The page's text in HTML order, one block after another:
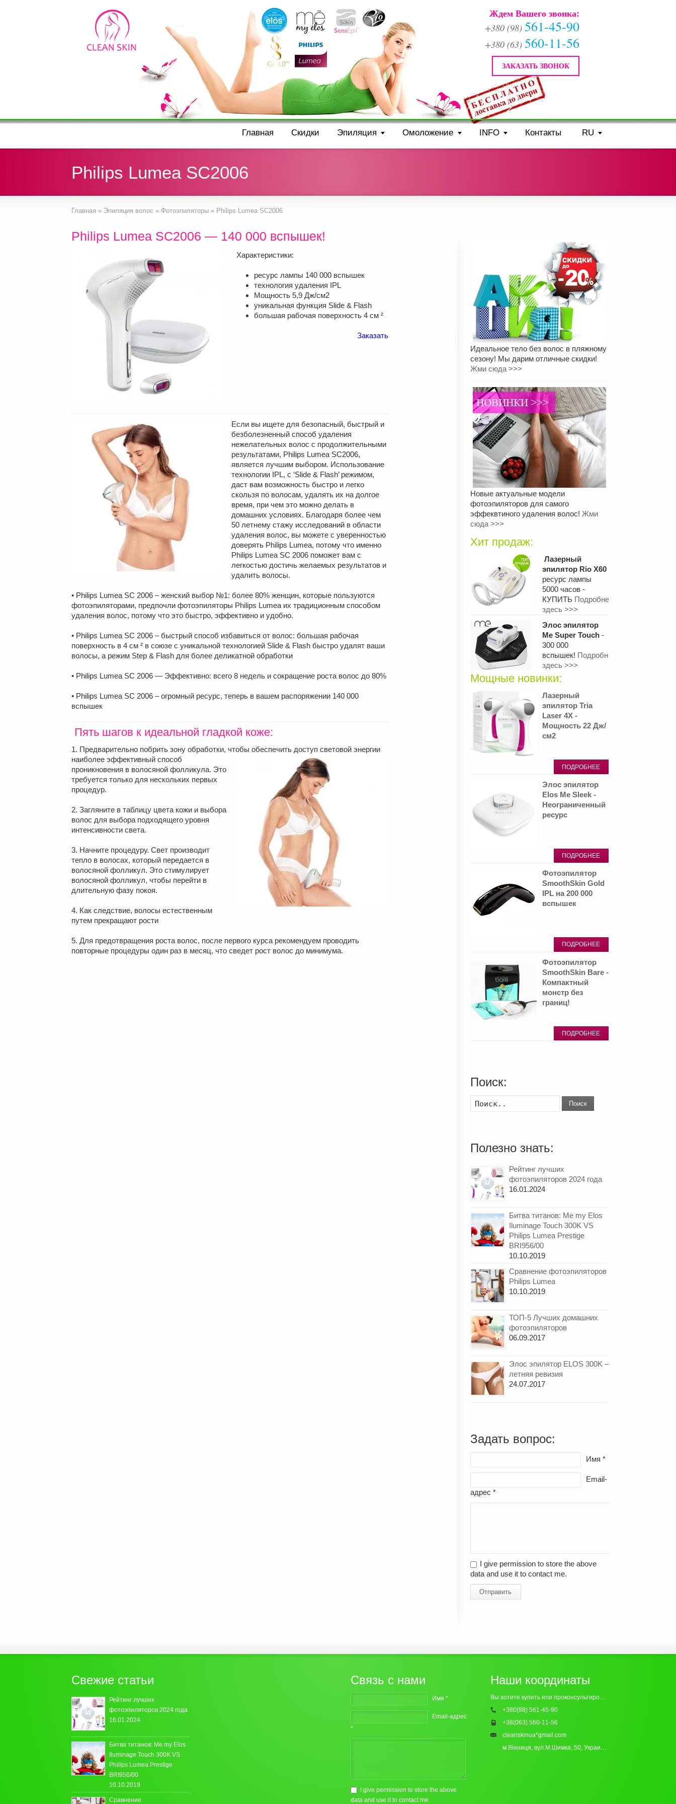
Ждем Вашего звонка:
+380 (98) 561-45-90
+380 (63) 560-11-56
ЗАКАЗАТЬ ЗВОНОК
Главная Скидки Эпиляция Омоложение INFO Контакты RU
Philips Lumea SC2006
Главная » Эпиляция волос » Фотоэпиляторы » Philips Lumea SC2006
Philips Lumea SC2006 — 140 000 вспышек!
Характеристики:
ресурс лампы 140 000 вспышек
технология удаления IPL
Мощность 5,9 Дж/см2
уникальная функция Slide & Flash
большая рабочая поверхность 4 см ²
Заказать
Если вы ищете для безопасный, быстрый и
безболезненный способ удаления
нежелательных волос с продолжительными
результатами, Philips Lumea SC2006,
является лучшим выбором. Использование
технологии IPL, с ‘Slide & Flash’ режимом,
даст вам возможность быстро и легко
скользя по волосам, удалять их на долгое
время, при чем это можно делать в
домашних условиях. Благодаря более чем
50 летнему стажу исследований в области
удаления волос, вы можете с уверенностью
доверять Philips Lumea, потому что именно
Philips Lumea SC 2006 поможет вам с
легкостью достичь желаемых результатов и
удалить волосы.
• Philips Lumea SC 2006 – женский выбор №1: более 80% женщин, которые пользуются
фотоэпиляторами, предпочли фотоэпиляторы Philips Lumea их традиционным способом
удаления волос, потому что это быстро, эффективно и удобно.
• Philips Lumea SC 2006 – быстрый способ избавиться от волос: большая рабочая
поверхность в 4 см ² в союзе с уникальной технологией Slide & Flash быстро удалят ваши
волосы, а режим Step & Flash для более деликатной обработки
• Philips Lumea SC 2006 — Эффективно: всего 8 недель и сокращение роста волос до 80%
• Philips Lumea SC 2006 – огромный ресурс, теперь в вашем распоряжении 140 000
вспышек
Пять шагов к идеальной гладкой коже:
1. Предварительно побрить зону обработки, чтобы обеспечить доступ световой энергии
наиболее эффективный способ
проникновения в волосяной фолликула. Это
требуется только для нескольких первых
процедур.
2. Загляните в таблицу цвета кожи и выбора
волос для выбора подходящего уровня
интенсивности света.
3. Начните процедуру. Свет производит
тепло в волосах, который передается в
волосяной фолликул. Это стимулирует
волосяной фолликул, чтобы перейти в
длительную фазу покоя.
4. Как следствие, волосы естественным
путем прекращают рости
5. Для предотвращения роста волос, после первого курса рекомендуем проводить
повторные процедуры один раз в месяц, что сведет рост волос до минимума.
Идеальное тело без волос в пляжному
сезону! Мы дарим отличные скидки!
Жми сюда >>>
Новые актуальные модели
фотоэпиляторов для самого
эффеквтиного удаления волос! Жми
сюда >>>
Хит продаж:
Лазерный
эпилятор Rio X60
ресурс лампы
5000 часов -
КУПИТЬ Подробнее
здесь >>>
Элос эпилятор
Me Super Touch -
300 000
вспышек! Подробнее
здесь >>>
Мощные новинки:
Лазерный
эпилятор Tria
Laser 4X -
Мощность 22 Дж/
см2
ПОДРОБНЕЕ
Элос эпилятор
Elos Me Sleek -
Неограниченный
ресурс
ПОДРОБНЕЕ
Фотоэпилятор
SmoothSkin Gold
IPL на 200 000
вспышек
ПОДРОБНЕЕ
Фотоэпилятор
SmoothSkin Bare -
Компактный
монстр без
границ!
ПОДРОБНЕЕ
Поиск:
Поиск
Полезно знать:
Рейтинг лучших
фотоэпиляторов 2024 года
16.01.2024
Битва титанов: Me my Elos
Iluminage Touch 300K VS
Philips Lumea Prestige
BRI956/00
10.10.2019
Сравнение фотоэпиляторов
Philips Lumea
10.10.2019
ТОП-5 Лучших домашних
фотоэпиляторов
06.09.2017
Элос эпилятор ELOS 300K –
летняя ревизия
24.07.2017
Задать вопрос:
Имя *
Email-
адрес *
I give permission to store the above
data and use it to contact me.
Отправить
Свежие статьи
Рейтинг лучших
фотоэпиляторов 2024 года
16.01.2024
Битва титанов: Me my Elos
Iluminage Touch 300K VS
Philips Lumea Prestige
BRI956/00
10.10.2019
Сравнение
Связь с нами
Имя *
Email-адрес
*
I give permission to store the above
data and use it to contact me.
Наши координаты
+380(98) 561-45-90
+38(063) 560-11-56
cleanskinua*gmail.com